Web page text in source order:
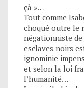
çà »…
Tout comme
choqué outre le
négationniste
esclaves noirs
ignominie
et selon la loi
l’humanité…